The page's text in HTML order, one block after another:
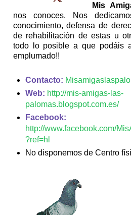
Mis
nos conoces. Nos
conocimiento, defensa de
de rehabilitación de estas u
todo lo posible a que podáis
emplumado!!
Contacto:
Web: http://mis-amigas-las-
palomas.blogspot.com.es/
Facebook:
http://www.facebook.com/
?ref=hl
No disponemos de Centro